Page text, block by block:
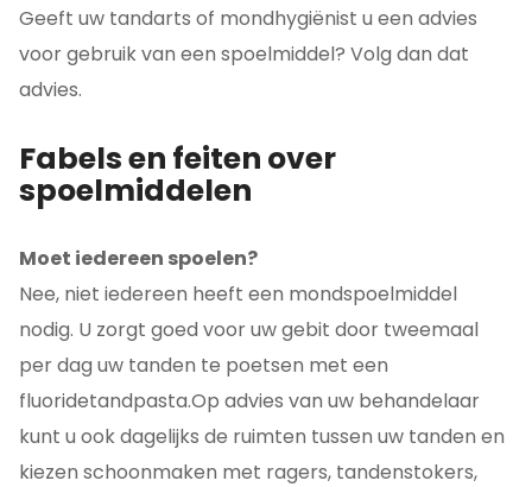
Geeft uw tandarts of mondhygiënist u een advies
voor gebruik van een spoelmiddel? Volg dan dat
advies.
Fabels en feiten over
spoelmiddelen
Moet iedereen spoelen?
Nee, niet iedereen heeft een mondspoelmiddel
nodig. U zorgt goed voor uw gebit door tweemaal
per dag uw tanden te poetsen met een
fluoridetandpasta.Op advies van uw behandelaar
kunt u ook dagelijks de ruimten tussen uw tanden en
kiezen schoonmaken met ragers, tandenstokers,